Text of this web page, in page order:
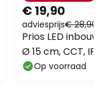
€ 19,90
adviesprijs€ 28,90
Prios LED
Ø 15 cm, CCT,
Op voorraad